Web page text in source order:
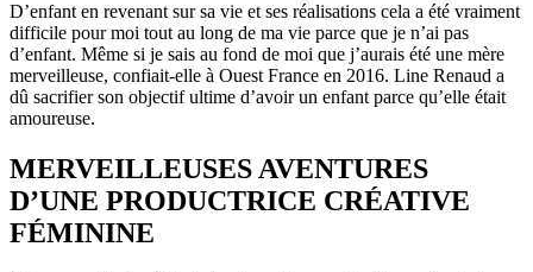
D’enfant en revenant sur sa vie et ses réalisations cela a été vraiment
difficile pour moi tout au long de ma vie parce que je n’ai pas
d’enfant. Même si je sais au fond de moi que j’aurais été une mère
merveilleuse, confiait-elle à Ouest France en 2016. Line Renaud a
dû sacrifier son objectif ultime d’avoir un enfant parce qu’elle était
amoureuse.
MERVEILLEUSES AVENTURES
D’UNE PRODUCTRICE CRÉATIVE
FÉMININE